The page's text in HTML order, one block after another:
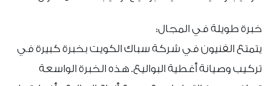
خبرة طويلة في المجال:
يتمتع الفنيون في شركة سباك الكويت بخبرة كبيرة في
تركيب وصيانة أغطية البواليع. هذه الخبرة الواسعة